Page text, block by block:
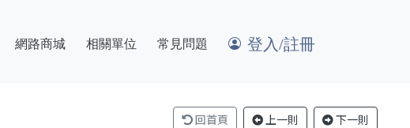
網路商城 相關單位 常見問題 登入/註冊
回首頁 上一則 下一則